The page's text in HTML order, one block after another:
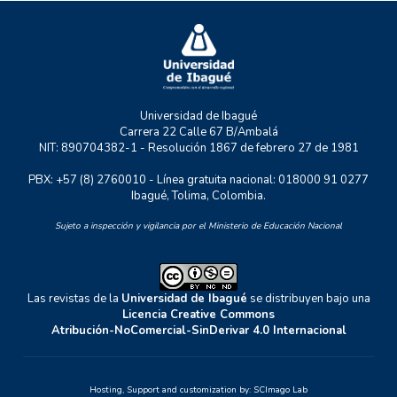
Universidad de Ibagué
Carrera 22 Calle 67 B/Ambalá
NIT: 890704382-1 - Resolución 1867 de febrero 27 de 1981
PBX: +57 (8) 2760010 - Línea gratuita nacional: 018000 91 0277
Ibagué, Tolima, Colombia.
Sujeto a inspección y vigilancia por el Ministerio de Educación Nacional
Las revistas de la Universidad de Ibagué se distribuyen bajo una
Licencia Creative Commons
Atribución-NoComercial-SinDerivar 4.0 Internacional
Hosting, Support and customization by: SCImago Lab